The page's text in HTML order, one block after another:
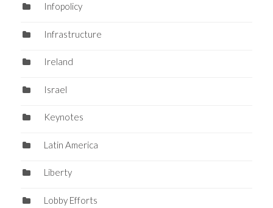
Infopolicy
Infrastructure
Ireland
Israel
Keynotes
Latin America
Liberty
Lobby Efforts